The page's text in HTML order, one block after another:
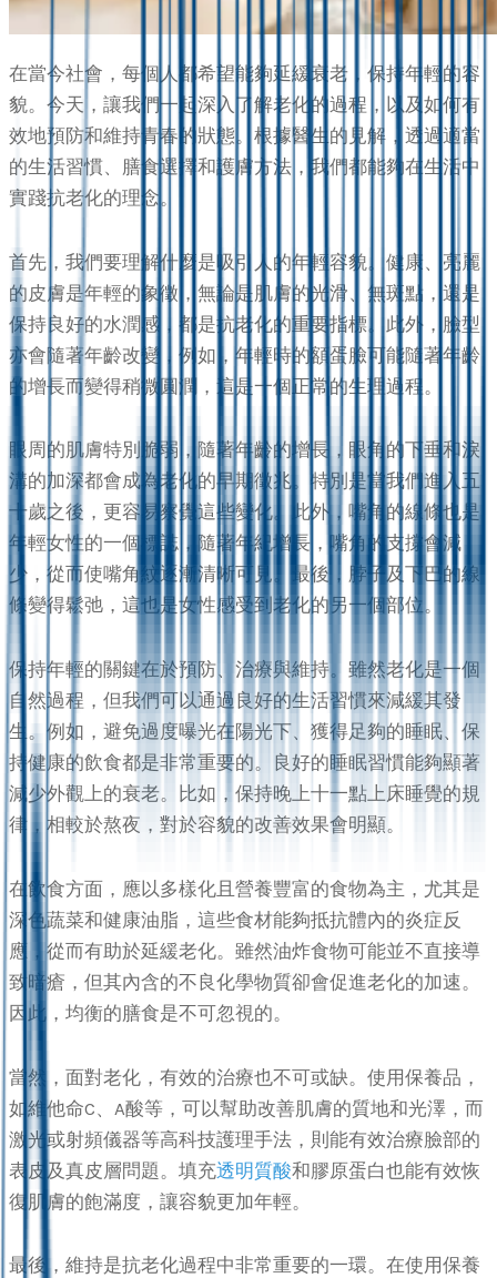
在當今社會，每個人都希望能夠延緩衰老，保持年輕的容
貌。今天，讓我們一起深入了解老化的過程，以及如何有
效地預防和維持青春的狀態。根據醫生的見解，透過適當
的生活習慣、膳食選擇和護膚方法，我們都能夠在生活中
實踐抗老化的理念。
首先，我們要理解什麼是吸引人的年輕容貌。健康、亮麗
的皮膚是年輕的象徵，無論是肌膚的光滑、無斑點，還是
保持良好的水潤感，都是抗老化的重要指標。此外，臉型
亦會隨著年齡改變，例如，年輕時的額蛋臉可能隨著年齡
的增長而變得稍微圓潤，這是一個正常的生理過程。
眼周的肌膚特別脆弱，隨著年齡的增長，眼角的下垂和淚
溝的加深都會成為老化的早期徵兆。特別是當我們進入五
十歲之後，更容易察覺這些變化。此外，嘴角的線條也是
年輕女性的一個標誌，隨著年紀增長，嘴角的支撐會減
少，從而使嘴角紋逐漸清晰可見。最後，脖子及下巴的線
條變得鬆弛，這也是女性感受到老化的另一個部位。
保持年輕的關鍵在於預防、治療與維持。雖然老化是一個
自然過程，但我們可以通過良好的生活習慣來減緩其發
生。例如，避免過度曝光在陽光下、獲得足夠的睡眠、保
持健康的飲食都是非常重要的。良好的睡眠習慣能夠顯著
減少外觀上的衰老。比如，保持晚上十一點上床睡覺的規
律，相較於熬夜，對於容貌的改善效果會明顯。
在飲食方面，應以多樣化且營養豐富的食物為主，尤其是
深色蔬菜和健康油脂，這些食材能夠抵抗體內的炎症反
應，從而有助於延緩老化。雖然油炸食物可能並不直接導
致暗瘡，但其內含的不良化學物質卻會促進老化的加速。
因此，均衡的膳食是不可忽視的。
當然，面對老化，有效的治療也不可或缺。使用保養品，
如維他命C、A酸等，可以幫助改善肌膚的質地和光澤，而
激光或射頻儀器等高科技護理手法，則能有效治療臉部的
表皮及真皮層問題。填充透明質酸和膠原蛋白也能有效恢
復肌膚的飽滿度，讓容貌更加年輕。
最後，維持是抗老化過程中非常重要的一環。在使用保養